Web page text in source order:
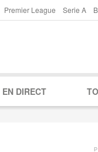
Premier League Serie A
EN DIRECT